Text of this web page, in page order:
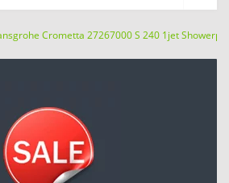
Crometta 27267000 S 240 1jet